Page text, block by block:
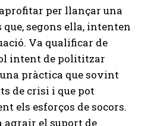
per llançar una
segons ella, intenten
Va qualificar de
intent de polititzar
pràctica que sovint
de crisi i que pot
els esforços de socors.
agrair el suport de